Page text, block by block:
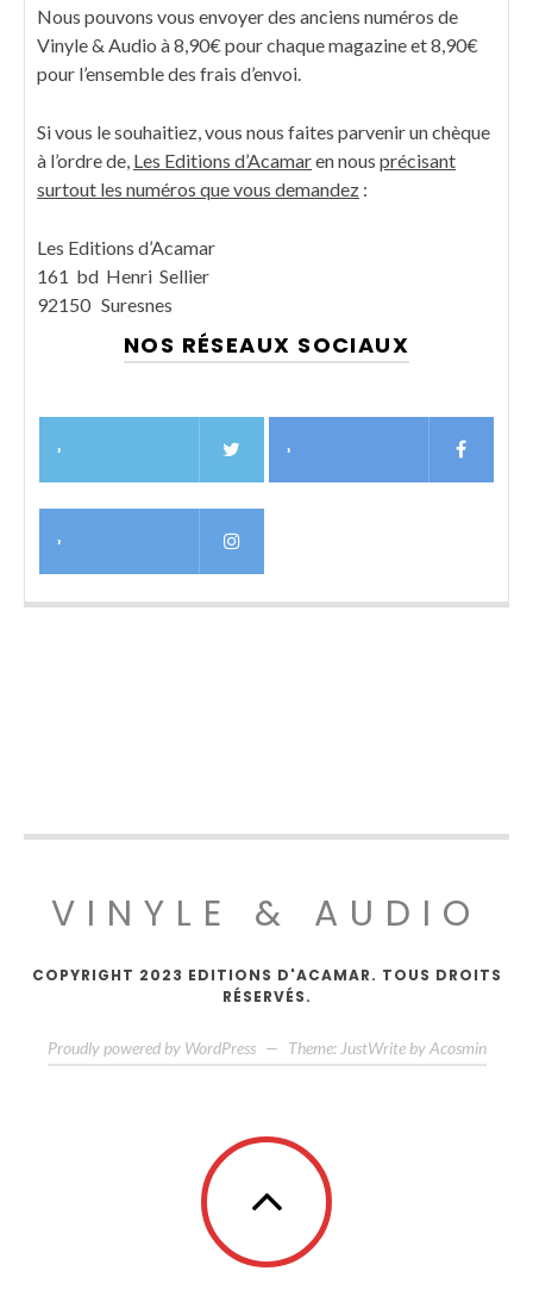
Nous pouvons vous envoyer des anciens numéros de
Vinyle & Audio à 8,90€ pour chaque magazine et 8,90€
pour l’ensemble des frais d’envoi.
Si vous le souhaitiez, vous nous faites parvenir un chèque
à l’ordre de, Les Editions d’Acamaren nous précisant
surtout les numéros que vous demandez :
Les Editions d’Acamar
161 bd Henri Sellier
92150 Suresnes
NOS RÉSEAUX SOCIAUX
› ›
›
VINYLE & AUDIO
COPYRIGHT 2023 EDITIONS D'ACAMAR. TOUS DROITS
RÉSERVÉS.
Proudly powered by WordPress — Theme: JustWrite by Acosmin